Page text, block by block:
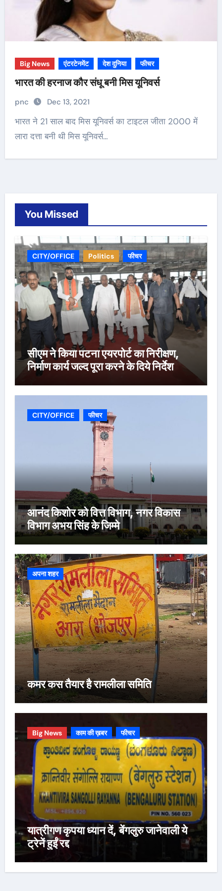
Big News एंटरटेनमेंट देश दुनिया फीचर
भारत की हरनाज कौर संधू बनी मिस यूनिवर्स
pnc Dec 13, 2021
भारत ने 21 साल बाद मिस यूनिवर्स का टाइटल जीता 2000 में
लारा दत्ता बनी थी मिस यूनिवर्स…
You Missed
CITY/OFFICE Politics फीचर
सीएम ने किया पटना एयरपोर्ट का निरीक्षण,
निर्माण कार्य जल्द पूरा करने के दिये निर्देश
CITY/OFFICE फीचर
आनंद किशोर को वित्त विभाग, नगर विकास
विभाग अभय सिंह के जिम्मे
अपना शहर
कमर कस तैयार है रामलीला समिति
Big News काम की ख़बर फीचर
यात्रीगण कृपया ध्यान दें, बेंगलुरु जानेवाली ये
ट्रेनें हुईं रद्द